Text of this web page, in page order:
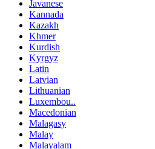
Javanese
Kannada
Kazakh
Khmer
Kurdish
Kyrgyz
Latin
Latvian
Lithuanian
Luxembou..
Macedonian
Malagasy
Malay
Malayalam